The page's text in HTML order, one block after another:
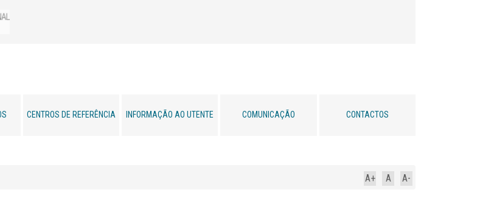
CENTROS DE REFERÊNCIA INFORMAÇÃO AO UTENTE COMUNICAÇÃO CONTACTOS
A-
A
A+